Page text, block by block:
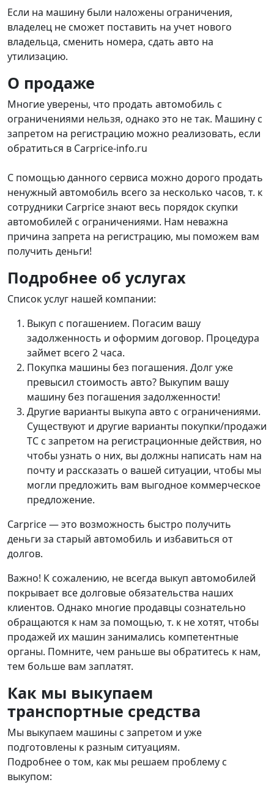
Если на машину были наложены ограничения,
владелец не сможет поставить на учет нового
владельца, сменить номера, сдать авто на
утилизацию.
О продаже
Многие уверены, что продать автомобиль с
ограничениями нельзя, однако это не так. Машину с
запретом на регистрацию можно реализовать, если
обратиться в Carprice-info.ru
С помощью данного сервиса можно дорого продать
ненужный автомобиль всего за несколько часов, т. к
сотрудники Carprice знают весь порядок скупки
автомобилей с ограничениями. Нам неважна
причина запрета на регистрацию, мы поможем вам
получить деньги!
Подробнее об услугах
Список услуг нашей компании:
Выкуп с погашением. Погасим вашу
задолженность и оформим договор. Процедура
займет всего 2 часа.
Покупка машины без погашения. Долг уже
превысил стоимость авто? Выкупим вашу
машину без погашения задолженности!
Другие варианты выкупа авто с ограничениями.
Существуют и другие варианты покупки/продажи
ТС с запретом на регистрационные действия, но
чтобы узнать о них, вы должны написать нам на
почту и рассказать о вашей ситуации, чтобы мы
могли предложить вам выгодное коммерческое
предложение.
Carprice — это возможность быстро получить
деньги за старый автомобиль и избавиться от
долгов.
Важно! К сожалению, не всегда выкуп автомобилей
покрывает все долговые обязательства наших
клиентов. Однако многие продавцы сознательно
обращаются к нам за помощью, т. к не хотят, чтобы
продажей их машин занимались компетентные
органы. Помните, чем раньше вы обратитесь к нам,
тем больше вам заплатят.
Как мы выкупаем
транспортные средства
Мы выкупаем машины с запретом и уже
подготовлены к разным ситуациям.
Подробнее о том, как мы решаем проблему с
выкупом: